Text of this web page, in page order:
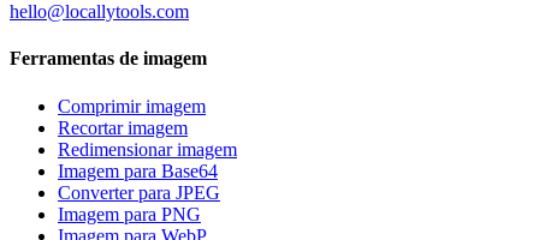
hello@locallytools.com
Ferramentas de imagem
Comprimir imagem
Recortar imagem
Redimensionar imagem
Imagem para Base64
Converter para JPEG
Imagem para PNG
Imagem para WebP